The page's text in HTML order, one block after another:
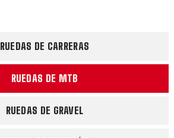
RUEDAS DE CARRERAS
RUEDAS DE MTB
RUEDAS DE GRAVEL